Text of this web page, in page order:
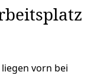
vorn bei